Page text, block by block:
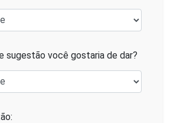
sugestão você gostaria de dar?